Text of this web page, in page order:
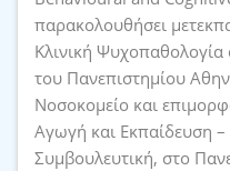
παρακολουθήσει
Κλινική Ψυχοπαθολογία
του Πανεπιστημίου
Νοσοκομείο και
Αγωγή και Εκπαίδευση
Συμβουλευτική, στο